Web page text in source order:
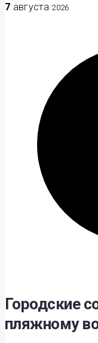
7 августа 2026
Городские
пляжному